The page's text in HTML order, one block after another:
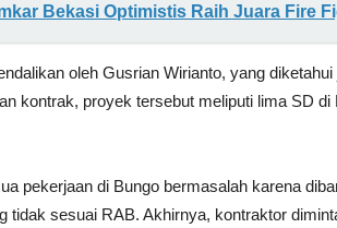
Bekasi Optimistis Raih Juara Fire
oleh Gusrian Wirianto, yang
kontrak, proyek tersebut meliputi lima SD di
pekerjaan di Bungo bermasalah karena
tidak sesuai RAB. Akhirnya, kontraktor